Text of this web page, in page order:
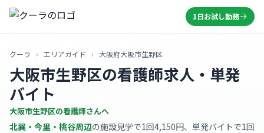
1日お試し勤務
クーラ › エリアガイド › 大阪府大阪市生野区
大阪市生野区の看護師求人・単発
バイト
大阪市生野区の看護師さんへ
北巽・今里・桃谷周辺の施設見学で1回4,150円、単発バイトで1回